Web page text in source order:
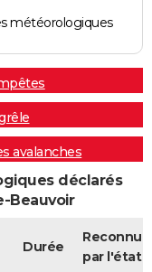
météorologiques
avalanches
déclarés
Beauvoir
Durée
Reconnue
par l'état